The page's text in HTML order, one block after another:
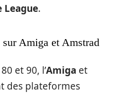
League.
sur Amiga et Amstrad
et 90, l’Amiga et
des plateformes